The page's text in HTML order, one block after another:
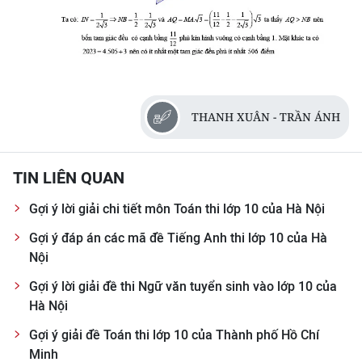
THANH XUÂN - TRẦN ÁNH
TIN LIÊN QUAN
Gợi ý lời giải chi tiết môn Toán thi lớp 10 của Hà Nội
Gợi ý đáp án các mã đề Tiếng Anh thi lớp 10 của Hà
Nội
Gợi ý lời giải đề thi Ngữ văn tuyển sinh vào lớp 10 của
Hà Nội
Gợi ý giải đề Toán thi lớp 10 của Thành phố Hồ Chí
Minh